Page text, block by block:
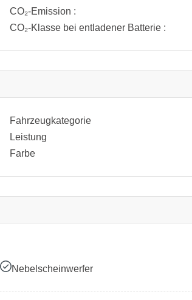
CO₂-Emission :
CO₂-Klasse bei entladener Batterie :
Fahrzeugkategorie
Leistung
Farbe
Nebelscheinwerfer